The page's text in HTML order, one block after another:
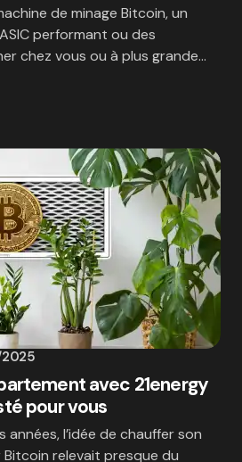
de minage Bitcoin, un
performant ou des
chez vous ou à plus grande…
2025
avec 21energy
pour vous
années, l’idée de chauffer son
Bitcoin relevait presque du